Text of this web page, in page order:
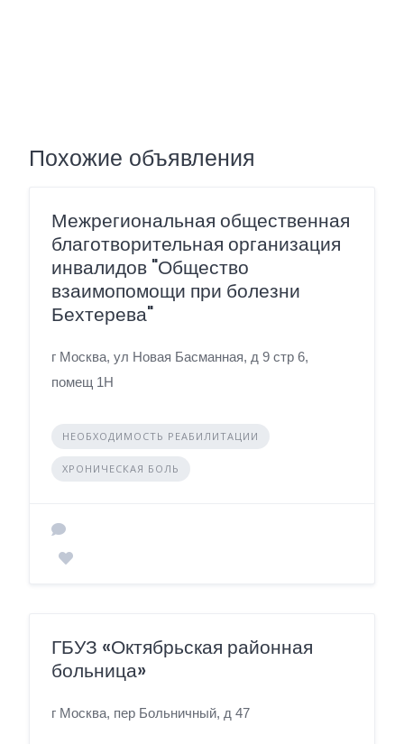
Похожие объявления
Межрегиональная общественная
благотворительная организация
инвалидов "Общество
взаимопомощи при болезни
Бехтерева"
г Москва, ул Новая Басманная, д 9 стр 6,
помещ 1Н
НЕОБХОДИМОСТЬ РЕАБИЛИТАЦИИ
ХРОНИЧЕСКАЯ БОЛЬ
ГБУЗ «Октябрьская районная
больница»
г Москва, пер Больничный, д 47